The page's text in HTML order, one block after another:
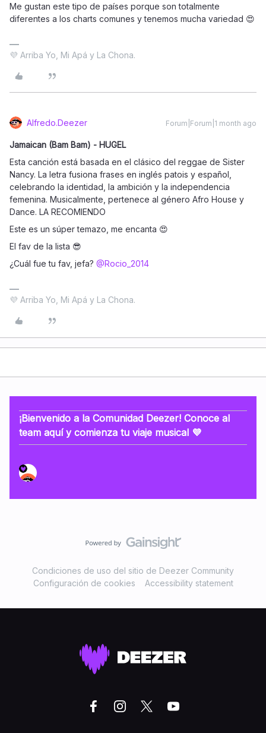
Me gustan este tipo de países porque son totalmente
diferentes a los charts comunes y tenemos mucha variedad 😍
💜 Arriba Yo, Mi Apá y La Chona.
Alfredo.Deezer Forum|Forum|1 month ago
Jamaican (Bam Bam) - HUGEL
Esta canción está basada en el clásico del reggae de Sister
Nancy. La letra fusiona frases en inglés patois y español,
celebrando la identidad, la ambición y la independencia
femenina. Musicalmente, pertenece al género Afro House y
Dance. LA RECOMIENDO
Este es un súper temazo, me encanta 😍
El fav de la lista 😎
¿Cuál fue tu fav, jefa? ​ @Rocio_2014
💜 Arriba Yo, Mi Apá y La Chona.
¡Bienvenido a la Comunidad Deezer! Conoce al
team aquí y comienza tu viaje musical 💜
Condiciones de uso del sitio de Deezer Community
Configuración de cookies
Accessibility statement